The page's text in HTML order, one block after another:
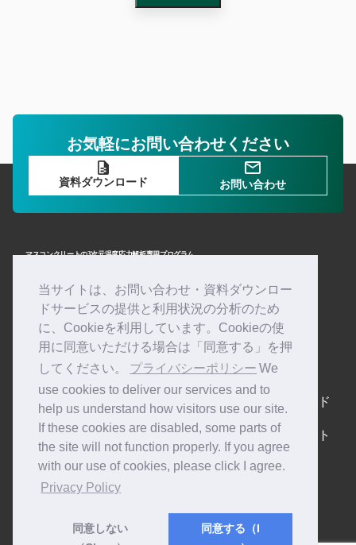
当サイトは、お問い合わせ・資料ダウンロー
ドサービスの提供と利用状況の分析のため
に、Cookieを利用しています。Cookieの使
用に同意いただける場合は「同意する」を押
してください。
プライバシーポリシー We
use cookies to deliver our services and to
help us understand how visitors use our site.
If these cookies are disabled, some parts of
the site will not function properly. If you agree
with our use of cookies, please click I agree.
Privacy Policy
同意しない
同意する（I
お気軽にお問い合わせください
資料ダウンロード お問い合わせ
開発・販売
株式会社計算力学研究センター
製品・サービスへのお問い合わせ
TEL：03-3785-3045
トップ
製品紹介
概要
特長
機能
動作環境
サポート
解析サービス
導入の流れ
よくある質問
技術ブログ
資料ダウンロード
ユーザーサポート
お知らせ